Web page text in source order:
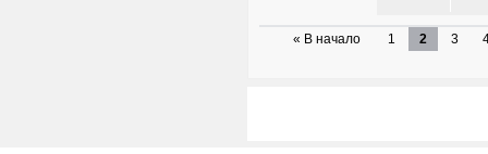
« В начало 1 2 3